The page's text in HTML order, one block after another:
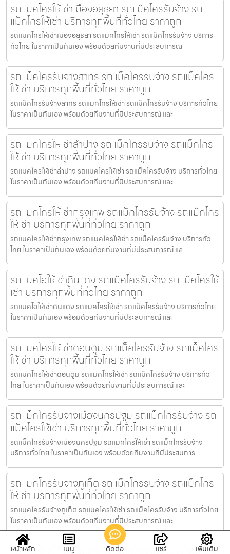
รถแมคโครให้เช่าเมืองอยุธยา รถแม็คโครรับจ้าง รถ
แม็คโครให้เช่า บริการทุกพื้นที่ทั่วไทย ราคาถูก
รถแมคโครให้เช่าเมืองอยุธยา รถแมคโครให้เช่า รถแม็คโครรับจ้าง บริการ
ทั่วไทย ในราคาเป็นกันเอง พร้อมด้วยทีมงานที่มีประสบการณ
รถแม็คโครรับจ้างสาทร รถแม็คโครรับจ้าง รถแม็คโคร
ให้เช่า บริการทุกพื้นที่ทั่วไทย ราคาถูก
รถแม็คโครรับจ้างสาทร รถแมคโครให้เช่า รถแม็คโครรับจ้าง บริการทั่วไทย
ในราคาเป็นกันเอง พร้อมด้วยทีมงานที่มีประสบการณ์ และ
รถแมคโครให้เช่าลำปาง รถแม็คโครรับจ้าง รถแม็คโคร
ให้เช่า บริการทุกพื้นที่ทั่วไทย ราคาถูก
รถแมคโครให้เช่าลำปาง รถแมคโครให้เช่า รถแม็คโครรับจ้าง บริการทั่วไทย
ในราคาเป็นกันเอง พร้อมด้วยทีมงานที่มีประสบการณ์ และ
รถแมคโครให้เช่ากรุงเทพ รถแม็คโครรับจ้าง รถแม็คโคร
ให้เช่า บริการทุกพื้นที่ทั่วไทย ราคาถูก
รถแมคโครให้เช่ากรุงเทพ รถแมคโครให้เช่า รถแม็คโครรับจ้าง บริการทั่ว
ไทย ในราคาเป็นกันเอง พร้อมด้วยทีมงานที่มีประสบการณ์ แล
รถแบคโฮให้เช่าดินแดง รถแม็คโครรับจ้าง รถแม็คโครให้
เช่า บริการทุกพื้นที่ทั่วไทย ราคาถูก
รถแบคโฮให้เช่าดินแดง รถแมคโครให้เช่า รถแม็คโครรับจ้าง บริการทั่วไทย
ในราคาเป็นกันเอง พร้อมด้วยทีมงานที่มีประสบการณ์ และ
รถแมคโครให้เช่าดอนตูม รถแม็คโครรับจ้าง รถแม็คโคร
ให้เช่า บริการทุกพื้นที่ทั่วไทย ราคาถูก
รถแมคโครให้เช่าดอนตูม รถแมคโครให้เช่า รถแม็คโครรับจ้าง บริการทั่ว
ไทย ในราคาเป็นกันเอง พร้อมด้วยทีมงานที่มีประสบการณ์ และ
รถแม็คโครรับจ้างเมืองนครปฐม รถแม็คโครรับจ้าง รถ
แม็คโครให้เช่า บริการทุกพื้นที่ทั่วไทย ราคาถูก
รถแม็คโครรับจ้างเมืองนครปฐม รถแมคโครให้เช่า รถแม็คโครรับจ้าง
บริการทั่วไทย ในราคาเป็นกันเอง พร้อมด้วยทีมงานที่มีประสบการ
รถแมคโครรับจ้างภูเก็ต รถแม็คโครรับจ้าง รถแม็คโคร
ให้เช่า บริการทุกพื้นที่ทั่วไทย ราคาถูก
รถแมคโครรับจ้างภูเก็ต รถแมคโครให้เช่า รถแม็คโครรับจ้าง บริการทั่วไทย
ในราคาเป็นกันเอง พร้อมด้วยทีมงานที่มีประสบการณ์ และ
หน้าหลัก เมนู ติดต่อ แชร์ เพิ่มเติม